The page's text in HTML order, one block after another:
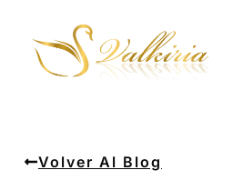
Volver Al Blog